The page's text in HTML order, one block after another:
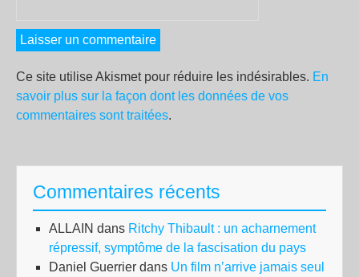
Ce site utilise Akismet pour réduire les indésirables. En
savoir plus sur la façon dont les données de vos
commentaires sont traitées.
Commentaires récents
ALLAIN dans Ritchy Thibault : un acharnement
répressif, symptôme de la fascisation du pays
Daniel Guerrier dans Un film n’arrive jamais seul